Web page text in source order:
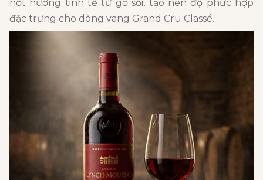
nốt hương tinh tế từ gỗ sồi, tạo nên độ phức hợp
đặc trưng cho dòng vang Grand Cru Classé.